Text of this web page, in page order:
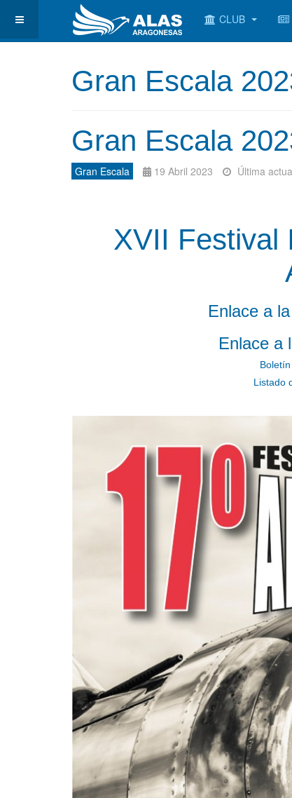
CLUB
Gran Escala
Gran Escala
Gran Escala 19 Abril 2023 Última
XVII Festival
Enlace a
Enlace a
Listado